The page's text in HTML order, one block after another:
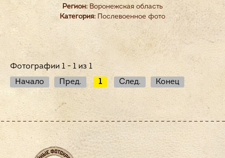
Регион: Воронежская область
Категория: Послевоенное фото
Фотографии 1 - 1 из 1
Начало
Пред. 1 След. Конец